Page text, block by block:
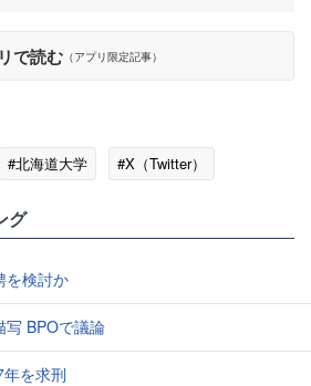
で読む （アプリ限定記事）
#北海道大学 #X（Twitter）
グ
を検討か
写 BPOで議論
を求刑